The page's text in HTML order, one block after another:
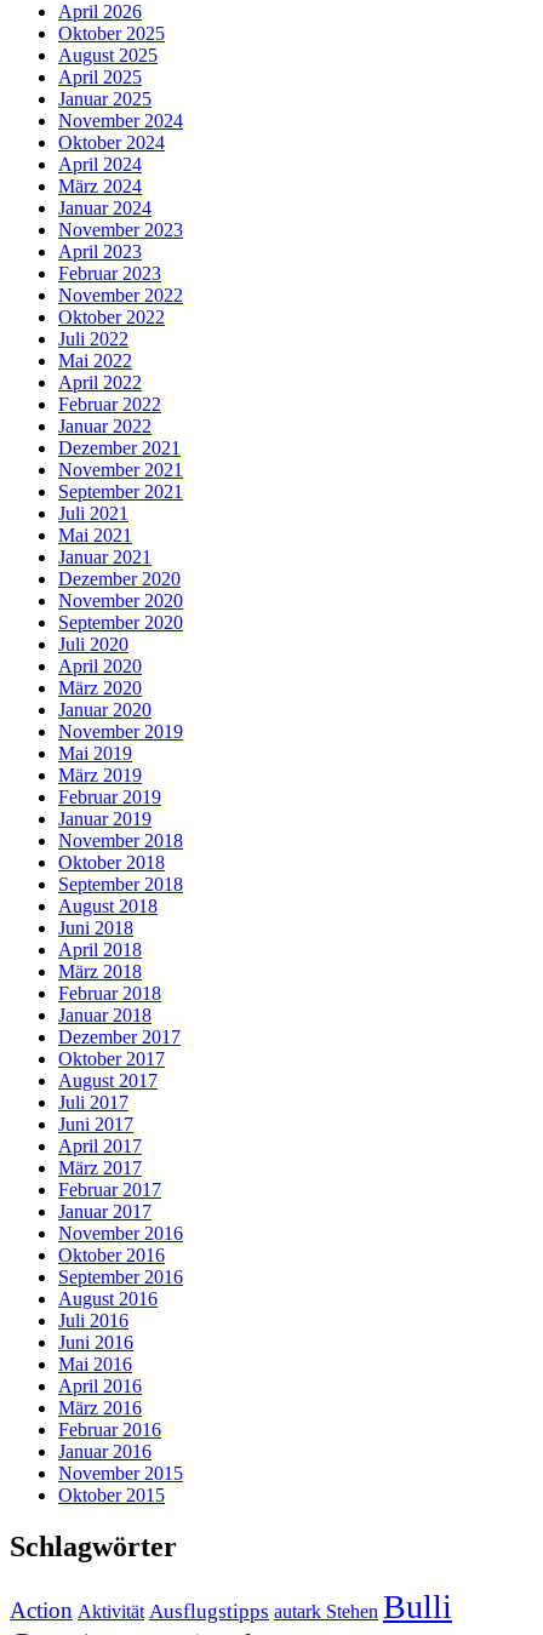
April 2026
Oktober 2025
August 2025
April 2025
Januar 2025
November 2024
Oktober 2024
April 2024
März 2024
Januar 2024
November 2023
April 2023
Februar 2023
November 2022
Oktober 2022
Juli 2022
Mai 2022
April 2022
Februar 2022
Januar 2022
Dezember 2021
November 2021
September 2021
Juli 2021
Mai 2021
Januar 2021
Dezember 2020
November 2020
September 2020
Juli 2020
April 2020
März 2020
Januar 2020
November 2019
Mai 2019
März 2019
Februar 2019
Januar 2019
November 2018
Oktober 2018
September 2018
August 2018
Juni 2018
April 2018
März 2018
Februar 2018
Januar 2018
Dezember 2017
Oktober 2017
August 2017
Juli 2017
Juni 2017
April 2017
März 2017
Februar 2017
Januar 2017
November 2016
Oktober 2016
September 2016
August 2016
Juli 2016
Juni 2016
Mai 2016
April 2016
März 2016
Februar 2016
Januar 2016
November 2015
Oktober 2015
Schlagwörter
Action Aktivität Ausflugstipps autark Stehen Bulli